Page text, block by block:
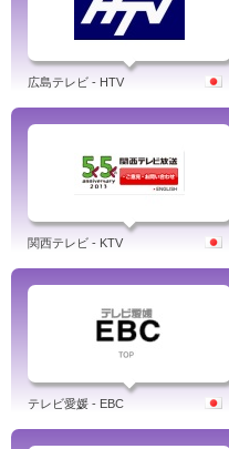
広島テレビ - HTV
関西テレビ - KTV
テレビ愛媛 - EBC